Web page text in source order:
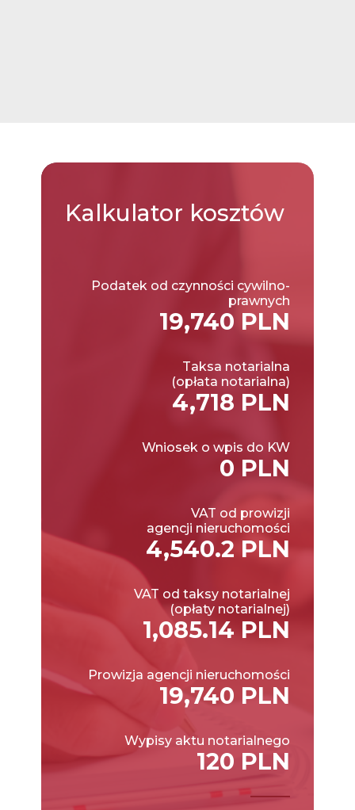
Kalkulator kosztów
Podatek od czynności cywilno-
prawnych
19,740 PLN
Taksa notarialna
(opłata notarialna)
4,718 PLN
Wniosek o wpis do KW
0 PLN
VAT od prowizji
agencji nieruchomości
4,540.2 PLN
VAT od taksy notarialnej
(opłaty notarialnej)
1,085.14 PLN
Prowizja agencji nieruchomości
19,740 PLN
Wypisy aktu notarialnego
120 PLN